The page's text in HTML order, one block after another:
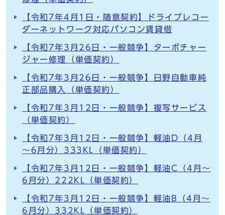
【令和7年4月1日・随意契約】ドライブレコー
ダーネットワーク対応パソコン賃貸借
【令和7年3月26日・一般競争】ターボチャー
ジャー修理（単価契約）
【令和7年3月26日・一般競争】日野自動車純
正部品購入（単価契約）
【令和7年3月12日・一般競争】複写サービス
（単価契約）
【令和7年3月12日・一般競争】軽油D（4月
～6月分）333KL（単価契約）
【令和7年3月12日・一般競争】軽油C（4月～
6月分）222KL（単価契約）
【令和7年3月12日・一般競争】軽油B（4月～
6月分）332KL（単価契約）